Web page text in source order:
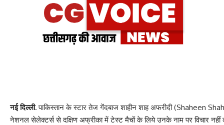
नई दिल्ली.पाकिस्तान के स्टार तेज गेंदबाज शाहीन शाह अफरीदी (Shaheen
नेशनल सेलेक्टर्स से दक्षिण अफ्रीका में टेस्ट मैचों के लिये उनके नाम पर विचार नहीं